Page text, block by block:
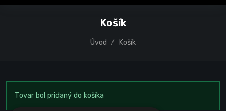
Košík
Úvod Košík
Tovar bol pridaný do košíka